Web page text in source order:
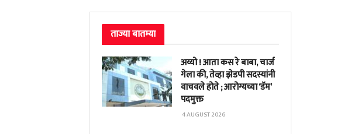
ताज्या बातम्या
अय्यो ! आता कस रे बाबा, चार्ज
गेला की, तेव्हा झेडपी सदस्यांनी
वाचवले होते ; आरोग्यच्या ‘डॅम’
पदमुक्त
4 AUGUST 2026